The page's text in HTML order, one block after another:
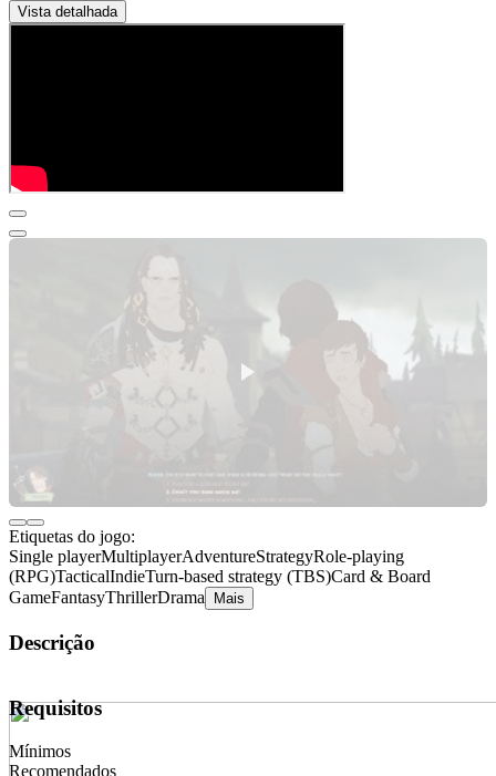
Vista detalhada
Etiquetas do jogo:
Single playerMultiplayerAdventureStrategyRole-playing
(RPG)TacticalIndieTurn-based strategy (TBS)Card & Board
GameFantasyThrillerDrama Mais
Descrição
Requisitos
Mínimos
Recomendados